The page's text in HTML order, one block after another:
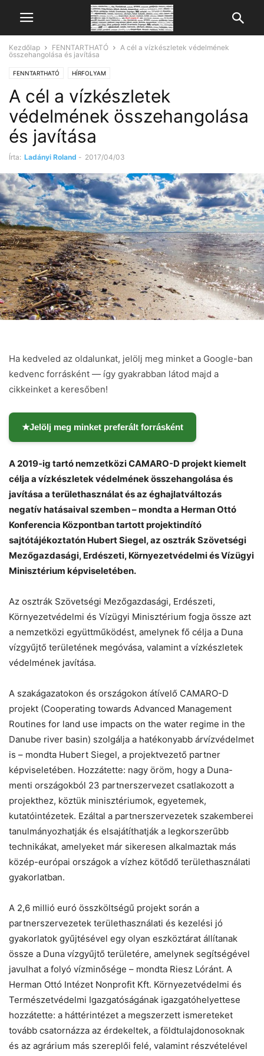
Kezdőlap FENNTARTHATÓ
A cél a vízkészletek védelmének
összehangolása és javítása
FENNTARTHATÓ HÍRFOLYAM
A cél a vízkészletek
védelmének összehangolása
és javítása
Írta: Ladányi Roland - 2017/04/03
Ha kedveled az oldalunkat, jelölj meg minket a Google-ban
kedvenc forrásként — így gyakrabban látod majd a
cikkeinket a keresőben!
★Jelölj meg minket preferált forrásként
A 2019-ig tartó nemzetközi CAMARO-D projekt kiemelt
célja a vízkészletek védelmének összehangolása és
javítása a területhasználat és az éghajlatváltozás
negatív hatásaival szemben – mondta a Herman Ottó
Konferencia Központban tartott projektindító
sajtótájékoztatón Hubert Siegel, az osztrák Szövetségi
Mezőgazdasági, Erdészeti, Környezetvédelmi és Vízügyi
Minisztérium képviseletében.
Az osztrák Szövetségi Mezőgazdasági, Erdészeti,
Környezetvédelmi és Vízügyi Minisztérium fogja össze azt
a nemzetközi együttműködést, amelynek fő célja a Duna
vízgyűjtő területének megóvása, valamint a vízkészletek
védelmének javítása.
A szakágazatokon és országokon átívelő CAMARO-D
projekt (Cooperating towards Advanced Management
Routines for land use impacts on the water regime in the
Danube river basin) szolgálja a hatékonyabb árvízvédelmet
is – mondta Hubert Siegel, a projektvezető partner
képviseletében. Hozzátette: nagy öröm, hogy a Duna-
menti országokból 23 partnerszervezet csatlakozott a
projekthez, köztük minisztériumok, egyetemek,
kutatóintézetek. Ezáltal a partnerszervezetek szakemberei
tanulmányozhatják és elsajátíthatják a legkorszerűbb
technikákat, amelyeket már sikeresen alkalmaztak más
közép-európai országok a vízhez kötődő területhasználati
gyakorlatban.
A 2,6 millió euró összköltségű projekt során a
partnerszervezetek területhasználati és kezelési jó
gyakorlatok gyűjtésével egy olyan eszköztárat állítanak
össze a Duna vízgyűjtő területére, amelynek segítségével
javulhat a folyó vízminősége – mondta Riesz Lóránt. A
Herman Ottó Intézet Nonprofit Kft. Környezetvédelmi és
Természetvédelmi Igazgatóságának igazgatóhelyettese
hozzátette: a háttérintézet a megszerzett ismereteket
tovább csatornázza az érdekeltek, a földtulajdonosoknak
és az agrárium más szereplői felé, valamint részvételével
Chat Mr wAIste
Helló! Miben segíthetek ma?